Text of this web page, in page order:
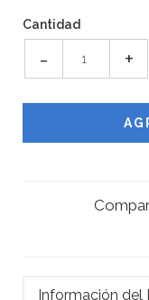
Cantidad
- +
Información del